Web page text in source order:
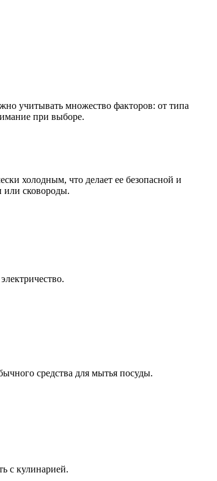
учитывать множество факторов: от типа
при выборе.
холодным, что делает ее безопасной и
или сковороды.
средства для мытья посуды.
с кулинарией.